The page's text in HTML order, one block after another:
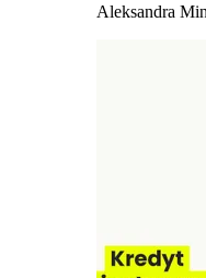
Aleksandra